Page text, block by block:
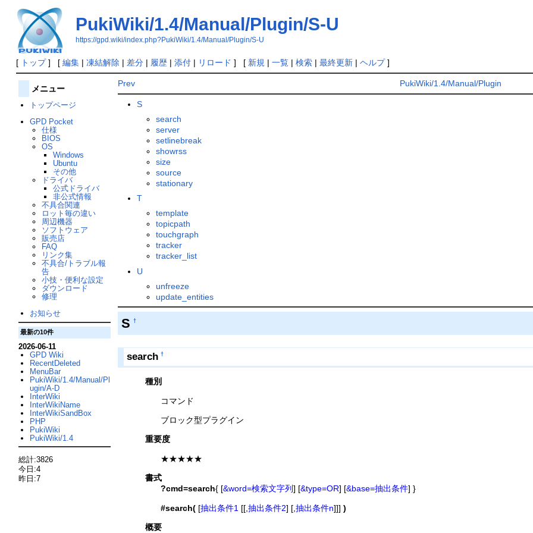
PukiWiki/1.4/Manual/Plugin/S-U
https://gpd.wiki/index.php?PukiWiki/1.4/Manual/Plugin/S-U
[ トップ] [ 編集| 凍結解除 | 差分| 履歴| 添付| リロード ] [ 新規 | 一覧| 検索| 最終更新| ヘルプ]
Prev PukiWiki/1.4/Manual/Plugin
S
search
server
setlinebreak
showrss
size
source
stationary
T
template
topicpath
touchgraph
tracker
tracker_list
U
unfreeze
update_entities
S †
search †
種別
コマンド
ブロック型プラグイン
重要度
★★★★★
書式
?cmd=search{ [&word=検索文字列] [&type=OR] [&base=抽出条件] }
#search([抽出条件1 [[, 抽出条件2] [, 抽出条件n]]] )
概要
メニュー
トップページ
GPD Pocket
仕様
BIOS
OS
Windows
Ubuntu
その他
ドライバ
公式ドライバ
非公式情報
不具合関連
ロット毎の違い
周辺機器
ソフトウェア
販売店
FAQ
リンク集
不具合/トラブル報
告
小技・便利な設定
ダウンロード
修理
お知らせ
最新の10件
2026-06-11
GPD Wiki
RecentDeleted
MenuBar
PukiWiki/1.4/Manual/Pl
ugin/A-D
InterWiki
InterWikiName
InterWikiSandBox
PHP
PukiWiki
PukiWiki/1.4
総計:3826
今日:4
昨日:7